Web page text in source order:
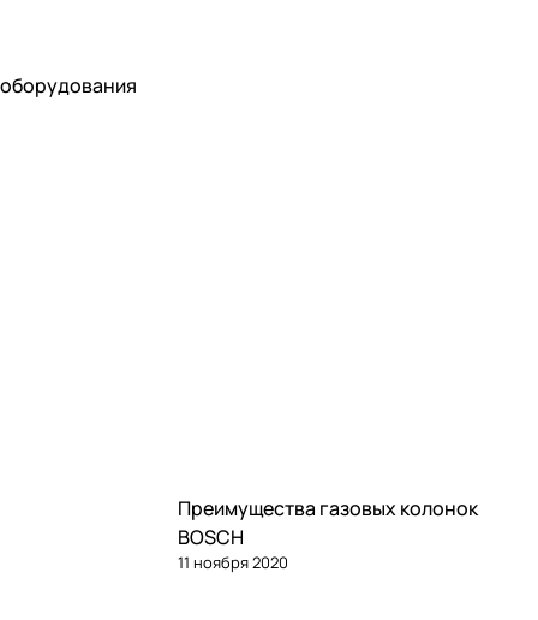
Советы покупателям
11 ноября 2020
Преимущества газовых колонок
BOSCH